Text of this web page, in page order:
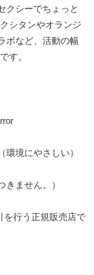
クシーでちょっと
シタンやオランジ
ボなど、活動の幅
す。
境にやさしい）
きません。）
を行う正規販売店で